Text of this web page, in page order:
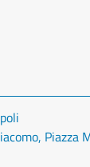
Piazza